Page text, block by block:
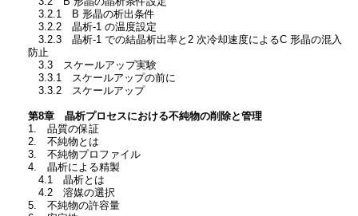
3.2.1 B 形晶の析出条件
3.2.2 晶析-1 の温度設定
3.2.3 晶析-1 での結晶析出率と2 次冷却速度によるC 形晶の混入
防止
3.3 スケールアップ実験
3.3.1 スケールアップの前に
3.3.2 スケールアップ
第8章 晶析プロセスにおける不純物の削除と管理
1. 品質の保証
2. 不純物とは
3. 不純物プロファイル
4. 晶析による精製
4.1 晶析とは
4.2 溶媒の選択
5. 不純物の許容量